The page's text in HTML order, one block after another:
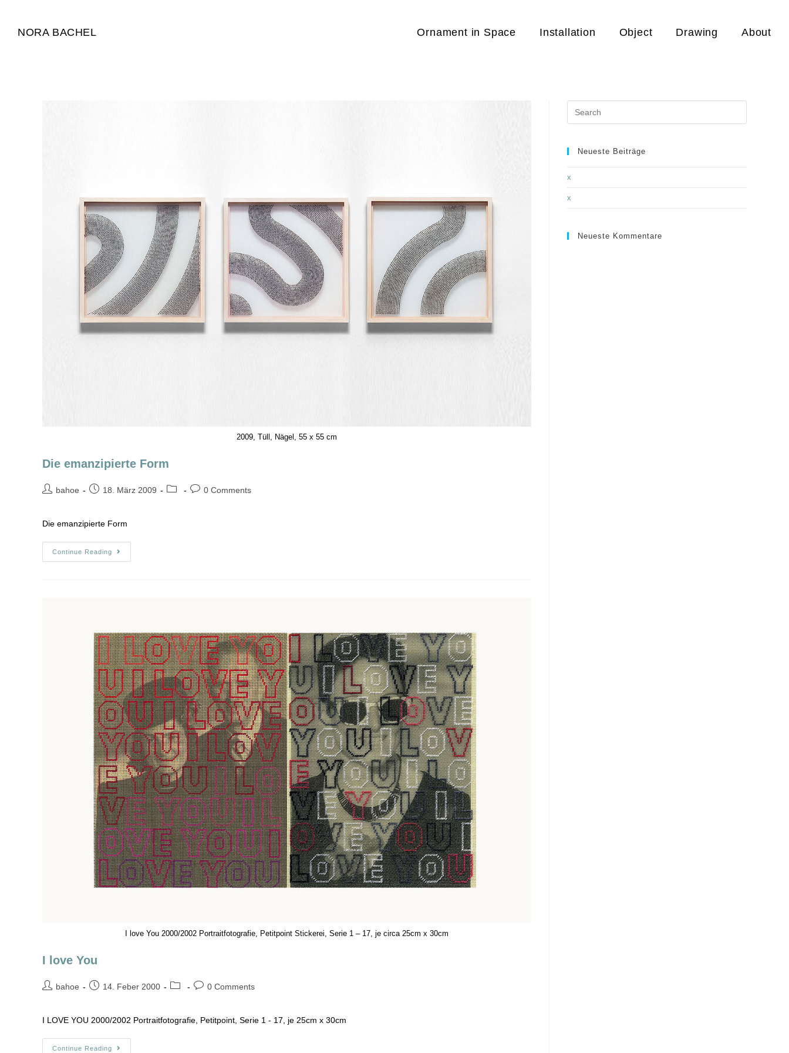
NORA BACHEL Ornament in Space Installation Object Drawing About
2009, Tüll, Nägel, 55 x 55 cm
Die emanzipierte Form
bahoe 18. März 2009 0 Comments
Die emanzipierte Form
Continue Reading
I love You 2000/2002 Portraitfotografie, Petitpoint Stickerei, Serie 1 – 17, je circa 25cm x 30cm
I love You
bahoe 14. Feber 2000 0 Comments
I LOVE YOU 2000/2002 Portraitfotografie, Petitpoint, Serie 1 - 17, je 25cm x 30cm
Continue Reading
Neueste Beiträge
x
x
Neueste Kommentare